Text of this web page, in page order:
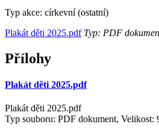
Typ akce: církevní (ostatní)
Plakát děti 2025.pdfTyp: PDF
Přílohy
Plakát děti 2025.pdf
Plakát děti 2025.pdf
Typ souboru: PDF dokument, Velikost: